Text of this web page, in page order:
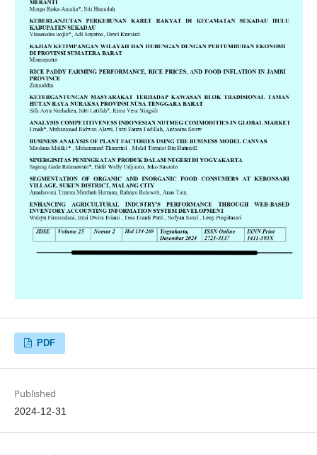
PDF
Published
2024-12-31